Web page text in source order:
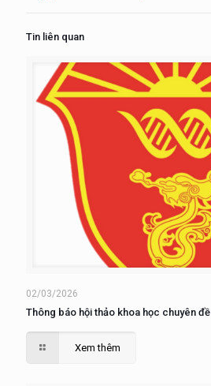
Tin liên quan
02/03/2026
Thông báo hội thảo khoa học chuyên đề
Xem thêm